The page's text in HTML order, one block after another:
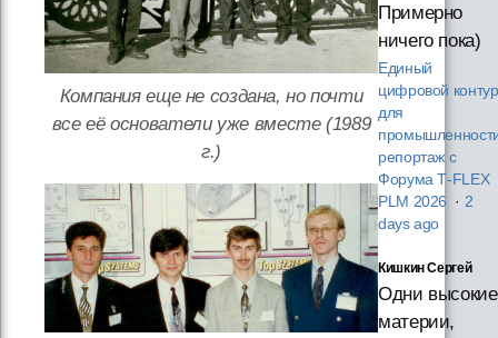
Компания еще не создана, но почти
все её основатели уже вместе (1989
г.)
Примерно
ничего пока)
Единый
цифровой контур
для
репортаж с
Форума T‑FLEX
PLM 2026 · 2
days ago
Кишкин Сергей
Одни высокие
материи,